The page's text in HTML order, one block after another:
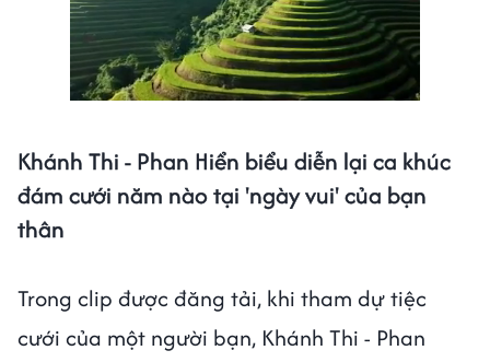
Khánh Thi - Phan Hiển biểu diễn lại ca khúc
đám cưới năm nào tại 'ngày vui' của bạn
thân
Trong clip được đăng tải, khi tham dự tiệc
cưới của một người bạn, Khánh Thi - Phan